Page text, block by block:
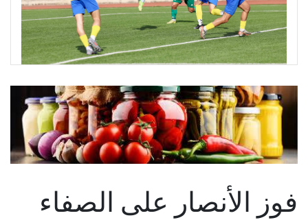
فوز الأنصار على الصفاء